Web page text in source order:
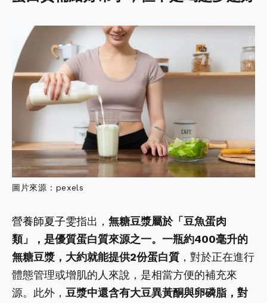
圖片來源：pexels
營養師夏子雯指出， 無糖豆漿屬於「豆魚蛋肉
類」，是優質蛋白質來源之一。一瓶約400毫升的
無糖豆漿，大約就能提供2份蛋白質 ，對於正在進行
體態管理或增肌的人來說，是相當方便的補充來
源。此外， 豆漿中還含有大豆異黃酮與卵磷脂，對